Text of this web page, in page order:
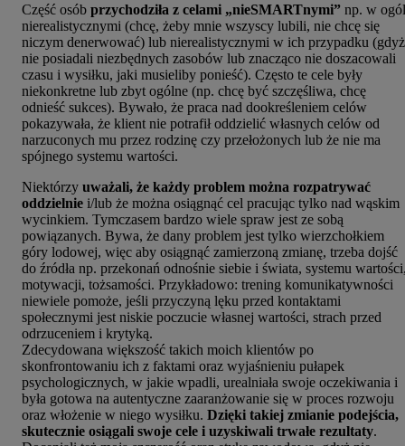
Część osób przychodziła z celami „nieSMARTnymi” np. w
nierealistycznymi (chcę, żeby mnie wszyscy lubili, nie chcę się
niczym denerwować) lub nierealistycznymi w ich przypadku (gdyż
nie posiadali niezbędnych zasobów lub znacząco nie doszacowali
czasu i wysiłku, jaki musieliby ponieść). Często te cele były
niekonkretne lub zbyt ogólne (np. chcę być szczęśliwa, chcę
odnieść sukces). Bywało, że praca nad dookreśleniem celów
pokazywała, że klient nie potrafił oddzielić własnych celów od
narzuconych mu przez rodzinę czy przełożonych lub że nie ma
spójnego systemu wartości.
Niektórzy uważali, że każdy problem można rozpatrywać
oddzielnie i/lub że można osiągnąć cel pracując tylko nad wąskim
wycinkiem. Tymczasem bardzo wiele spraw jest ze sobą
powiązanych. Bywa, że dany problem jest tylko wierzchołkiem
góry lodowej, więc aby osiągnąć zamierzoną zmianę, trzeba dojść
do źródła np. przekonań odnośnie siebie i świata, systemu
motywacji, tożsamości. Przykładowo: trening komunikatywności
niewiele pomoże, jeśli przyczyną lęku przed kontaktami
społecznymi jest niskie poczucie własnej wartości, strach przed
odrzuceniem i krytyką.
Zdecydowana większość takich moich klientów po
skonfrontowaniu ich z faktami oraz wyjaśnieniu pułapek
psychologicznych, w jakie wpadli, urealniała swoje oczekiwania i
była gotowa na autentyczne zaaranżowanie się w proces rozwoju
oraz włożenie w niego wysiłku. Dzięki takiej zmianie podejścia,
skutecznie osiągali swoje cele i uzyskiwali trwałe rezultaty.